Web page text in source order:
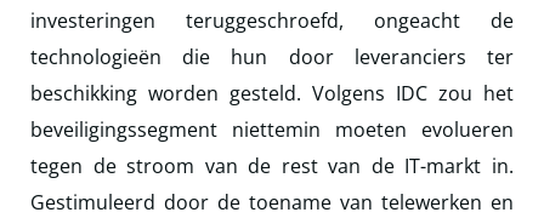
investeringen teruggeschroefd, ongeacht de
technologieën die hun door leveranciers ter
beschikking worden gesteld. Volgens IDC zou het
beveiligingssegment niettemin moeten evolueren
tegen de stroom van de rest van de IT-markt in.
Gestimuleerd door de toename van telewerken en